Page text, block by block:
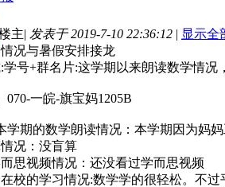
主| 发表于 2019-7-10 22:36:12 | 显示全
况与暑假安排接龙
学号+群名片:这学期以来朗读数学情
070-一皖-旗宝妈1205B
学期的数学朗读情况：本学期因为妈
况：没盲算
思视频情况：还没看过学而思视频
校的学习情况:数学学的很轻松。不